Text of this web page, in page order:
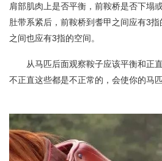
肩部肌肉上是否平衡，前鞍桥是否下塌
肚带系紧后，前鞍桥到耆甲之间应有3
之间也应有3指的空间。
从马匹后面观察鞍子应该平衡和正
不正直这些都是不正常的，会使你的马匹